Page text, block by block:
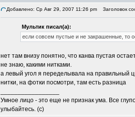
Добавлено: Ср Авг 29, 2007 11:26 pm Заголовок
Мультик писал(а):
если совсем пустые и не закрашенные, то
нет там внизу понятно, что канва пустая
не знаю, какими нитками.
а левый угол я переделывала на правильный
нитки, на фотки посмотри, там есть разница
Умное лицо - это еще не признак ума. Все
улыбайтесь. (с)